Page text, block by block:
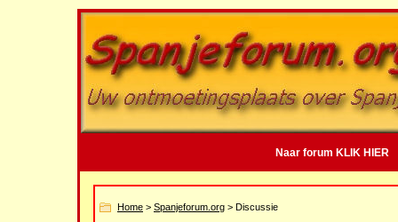
Naar forum KLIK HIER
Home > Spanjeforum.org > Discussie